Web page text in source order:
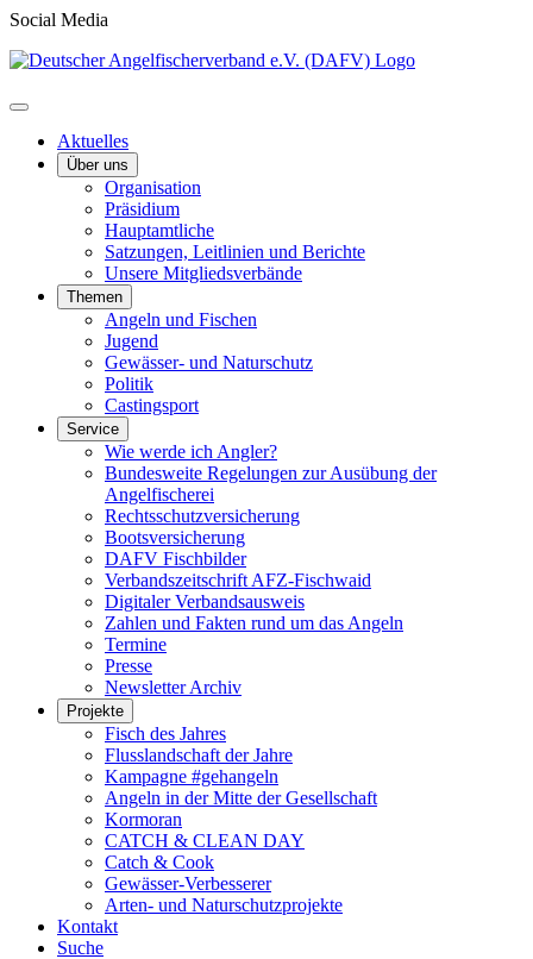
Social Media
Aktuelles
Über uns
Organisation
Präsidium
Hauptamtliche
Satzungen, Leitlinien und Berichte
Unsere Mitgliedsverbände
Themen
Angeln und Fischen
Jugend
Gewässer- und Naturschutz
Politik
Castingsport
Service
Wie werde ich Angler?
Bundesweite Regelungen zur Ausübung der
Angelfischerei
Rechtsschutzversicherung
Bootsversicherung
DAFV Fischbilder
Verbandszeitschrift AFZ-Fischwaid
Digitaler Verbandsausweis
Zahlen und Fakten rund um das Angeln
Termine
Presse
Newsletter Archiv
Projekte
Fisch des Jahres
Flusslandschaft der Jahre
Kampagne #gehangeln
Angeln in der Mitte der Gesellschaft
Kormoran
CATCH & CLEAN DAY
Catch & Cook
Gewässer-Verbesserer
Arten- und Naturschutzprojekte
Kontakt
Suche